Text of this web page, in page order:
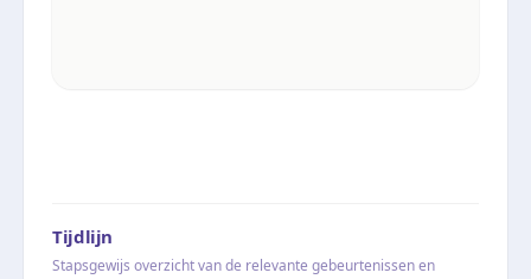
Tijdlijn
Stapsgewijs overzicht van de relevante gebeurtenissen en